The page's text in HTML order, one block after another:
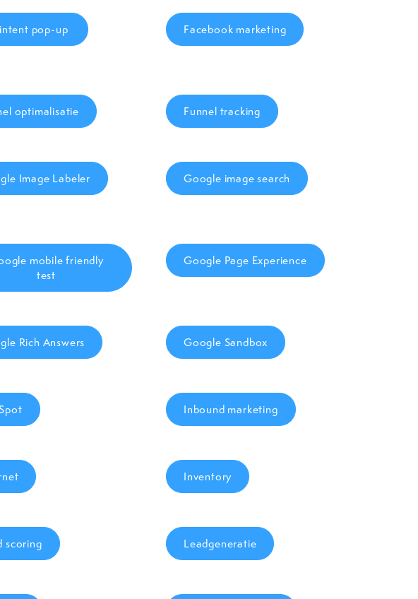
pop-up Facebook marketing
optimalisatie Funnel tracking
Image Labeler Google image search
mobile friendly
test
Google Page Experience
Rich Answers Google Sandbox
Inbound marketing
Inventory
scoring Leadgeneratie